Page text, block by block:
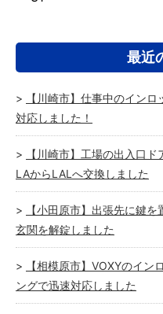
最近
【川崎市】仕事中のイン
対応しました！
【川崎市】工場の出入口
LAからLALへ交換しました
【小田原市】出張先に鍵
玄関を解錠しました
【相模原市】VOXYのイ
ングで迅速対応しました